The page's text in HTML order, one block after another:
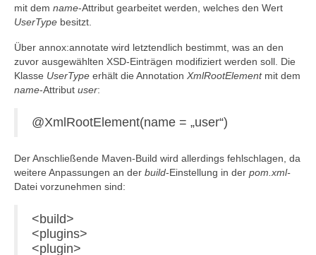
mit dem name-Attribut gearbeitet werden, welches den Wert
UserType besitzt.
Über annox:annotate wird letztendlich bestimmt, was an den
zuvor ausgewählten XSD-Einträgen modifiziert werden soll. Die
Klasse UserType erhält die Annotation XmlRootElementmit dem
name-Attribut user:
@XmlRootElement(name = „user“)
Der Anschließende Maven-Build wird allerdings fehlschlagen, da
weitere Anpassungen an der build-Einstellung in der pom.xml-
Datei vorzunehmen sind:
<build>
<plugins>
<plugin>